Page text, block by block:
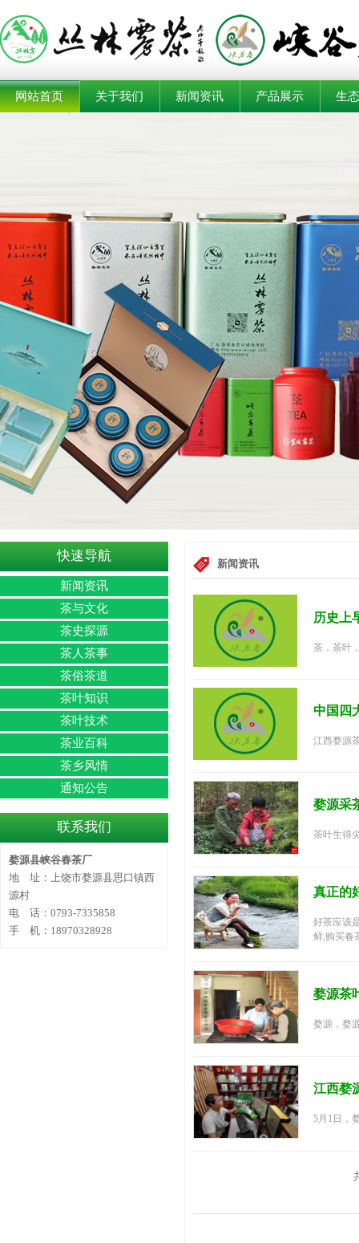
网站首页 关于我们 新闻资讯 产品展示 生
快速导航
新闻资讯
茶与文化
茶史探源
茶人茶事
茶俗茶道
茶叶知识
茶叶技术
茶业百科
茶乡风情
通知公告
联系我们
婺源县峡谷春茶厂
地 址：上饶市婺源县思口镇西
源村
电 话：0793-7335858
手 机：18970328928
新闻资讯
历史上
茶，茶叶
中国四
江西婺源
婺源采
茶叶生得
真正的
好茶应该
鲜,购买春
婺源茶
婺源，婺
江西婺
5月1日，